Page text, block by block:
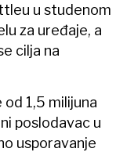
u studenom
za uređaje, a
cilja na
1,5 milijuna
poslodavac u
usporavanje